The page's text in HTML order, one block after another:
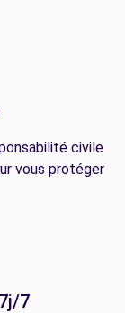
civile
vous protéger
7